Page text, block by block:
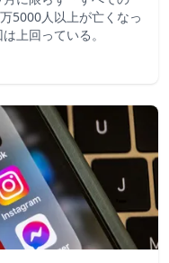
5000人以上が亡くなっ
上回っている。